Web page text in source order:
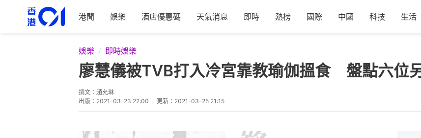
港聞 娛樂 酒店優惠碼 天氣消息 即時 熱榜 國際 中國 科技 生活
娛樂 即時娛樂
廖慧儀被TVB打入冷宮靠教瑜伽搵食 盤點六位
撰文： 趙允琳
出版： 2021-03-23 22:00 更新： 2021-03-25 21:15